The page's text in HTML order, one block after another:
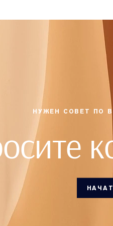
НУЖЕН СОВЕТ ПО